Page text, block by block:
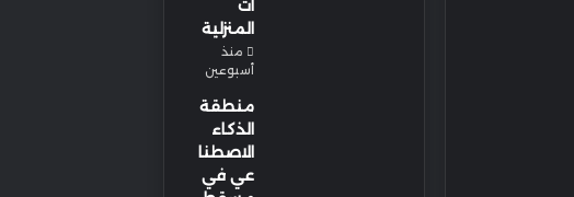
ات
المنزلية
منذ
أسبوعين
منطقة
الذكاء
الاصطنا
عي في